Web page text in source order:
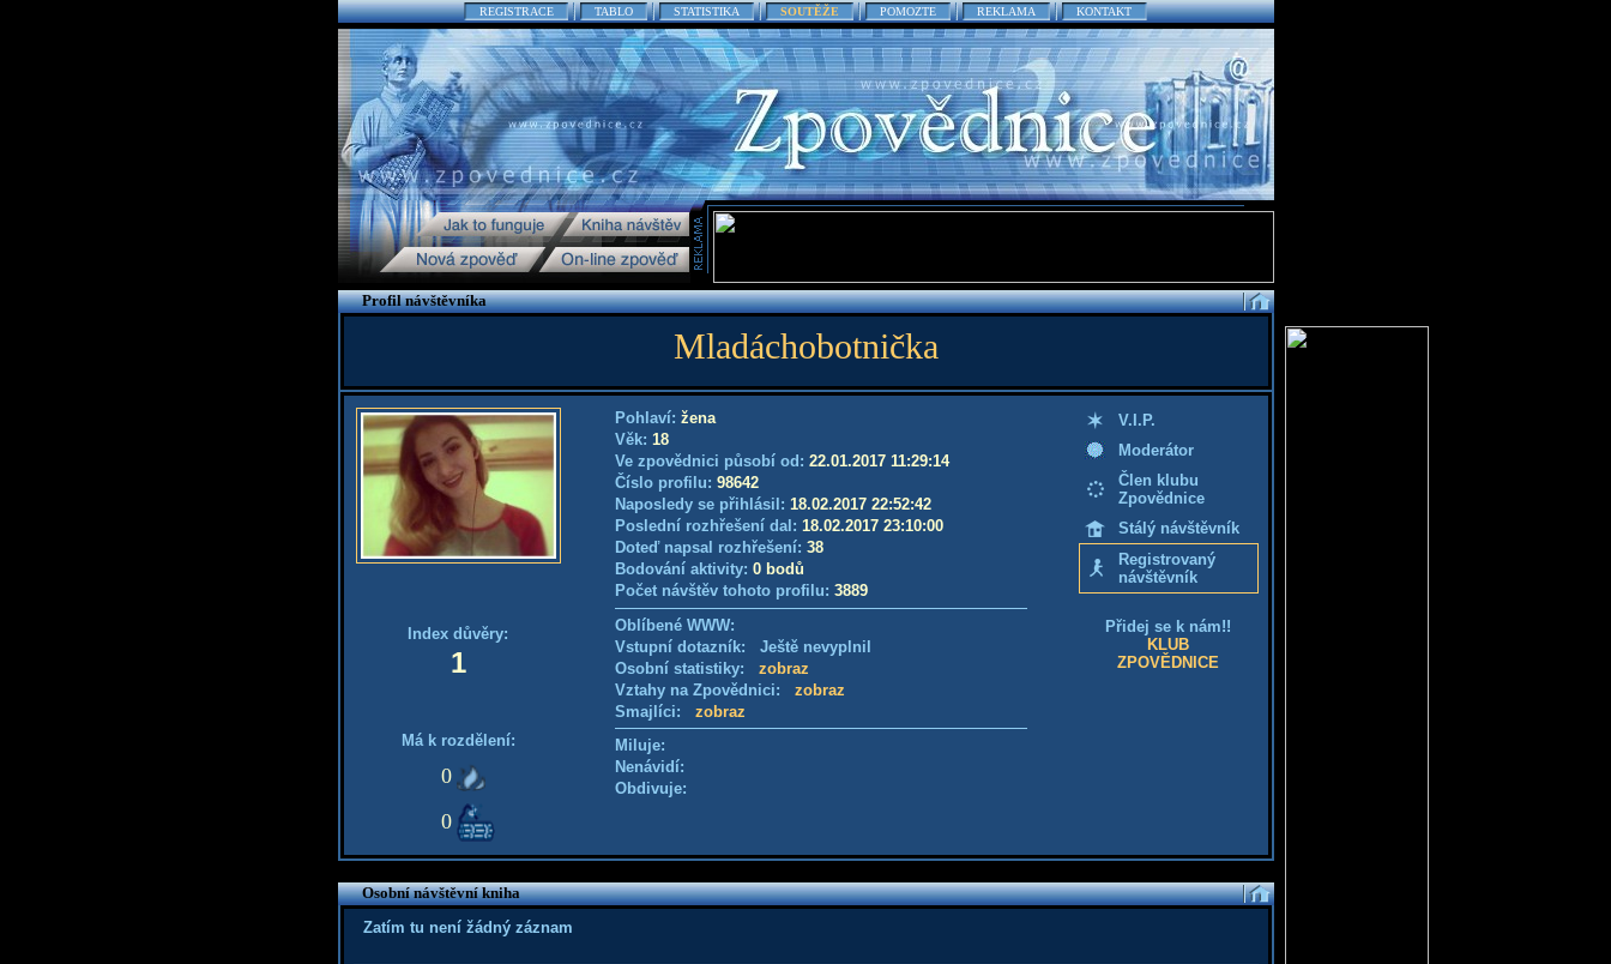
REGISTRACE TABLO STATISTIKA SOUTĚŽE POMOZTE REKLAMA KONTAKT
Profil návštěvníka
Mladáchobotnička
Index důvěry:
1
Má k rozdělení:
0
0
Pohlaví: žena
Věk: 18
Ve zpovědnici působí od: 22.01.2017 11:29:14
Číslo profilu: 98642
Naposledy se přihlásil: 18.02.2017 22:52:42
Poslední rozhřešení dal: 18.02.2017 23:10:00
Doteď napsal rozhřešení: 38
Bodování aktivity: 0 bodů
Počet návštěv tohoto profilu: 3889
Oblíbené WWW:
Vstupní dotazník: Ještě nevyplnil
Osobní statistiky: zobraz
Vztahy na Zpovědnici: zobraz
Smajlíci: zobraz
Miluje:
Nenávidí:
Obdivuje:
V.I.P.
Moderátor
Člen klubu
Zpovědnice
Stálý návštěvník
Registrovaný
návštěvník
Přidej se k nám!!
KLUB
ZPOVĚDNICE
Osobní návštěvní kniha
Zatím tu není žádný záznam